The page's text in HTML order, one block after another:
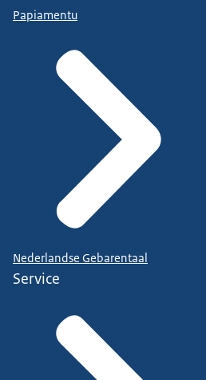
Papiamentu
Nederlandse Gebarentaal
Service